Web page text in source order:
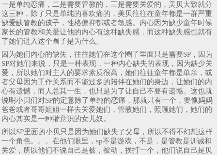
一是单纯恋痛，二是需要管教的，三是需要关爱的，美贝大致就分
这三种，除了只是单纯的喜欢痛的，美贝往往在童年都是一群严重
缺爱缺管教的孩子，性格偏抑郁或者敏感。内心因为缺少童年时候
家长的管教和关爱让他的内心有这种缺失感，而这种缺失感也就有
了她们进入这个圈子是为什么。
因为她们内心的缺失，往往她们在这个圈子里面只是需要SP，因为
SP对她们来说，只是一种表现，一种内心缺失的表现，因为缺少关
爱，所以她们对主人的要求素质很高，她们往往童年都是单亲，或
者父母因为工作关系而不能过多的陪伴在她们的身边，让她们的内
心有遗憾，而人总其一生，也只是为了让自己不要有遗憾。这也就
说明小贝们对SP的定意除了单纯的恋痛，那就只有一个，要像妈妈
爸爸或者哥哥姐姐一样去关爱她们，管教她们，照顾她们，她们的
内心其实是一种潜意识的女儿奴。
所以SP里面的小贝只是因为她们缺失了父母，所以不得不幻想这样
一个角色。。。在他们眼里，sp不是游戏，不是，是管教是训诫和
关爱，所以他们不说自己是被，被动，挨打一个，他们说自己是贝